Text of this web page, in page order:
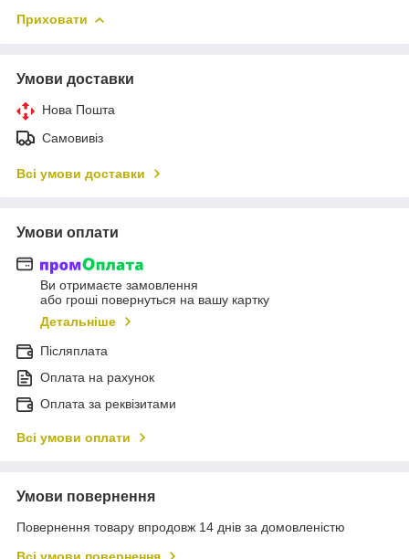
Приховати
Умови доставки
Нова Пошта
Самовивіз
Всі умови доставки
Умови оплати
Ви отримаєте замовлення
або гроші повернуться на вашу картку
Детальніше
Післяплата
Оплата на рахунок
Оплата за реквізитами
Всі умови оплати
Умови повернення
Повернення товару впродовж 14 днів за домовленістю